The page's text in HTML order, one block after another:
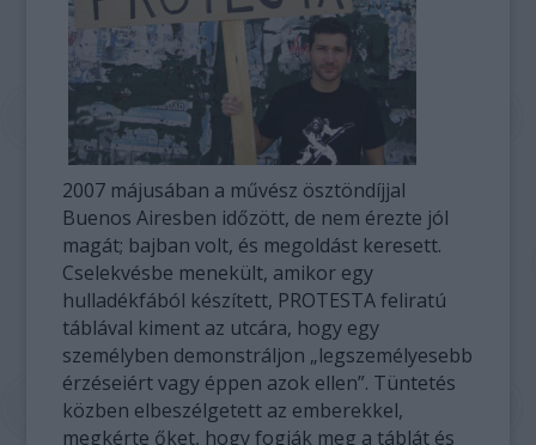
2007 májusában a művész ösztöndíjjal
Buenos Airesben időzött, de nem érezte jól
magát; bajban volt, és megoldást keresett.
Cselekvésbe menekült, amikor egy
hulladékfából készített, PROTESTA feliratú
táblával kiment az utcára, hogy egy
személyben demonstráljon „legszemélyesebb
érzéseiért vagy éppen azok ellen”. Tüntetés
közben elbeszélgetett az emberekkel,
megkérte őket, hogy fogják meg a táblát és